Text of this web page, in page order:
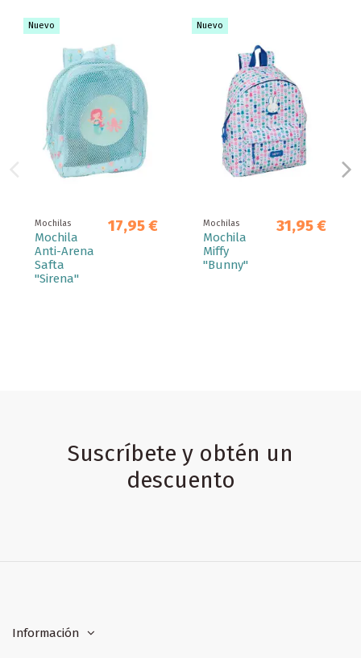
Nuevo
Mochilas
Mochila
Anti-Arena
Safta
"Sirena"
17,95 €
Nuevo
Mochilas
Mochila
Miffy
"Bunny"
31,95 €
Suscríbete y obtén un
descuento
Información